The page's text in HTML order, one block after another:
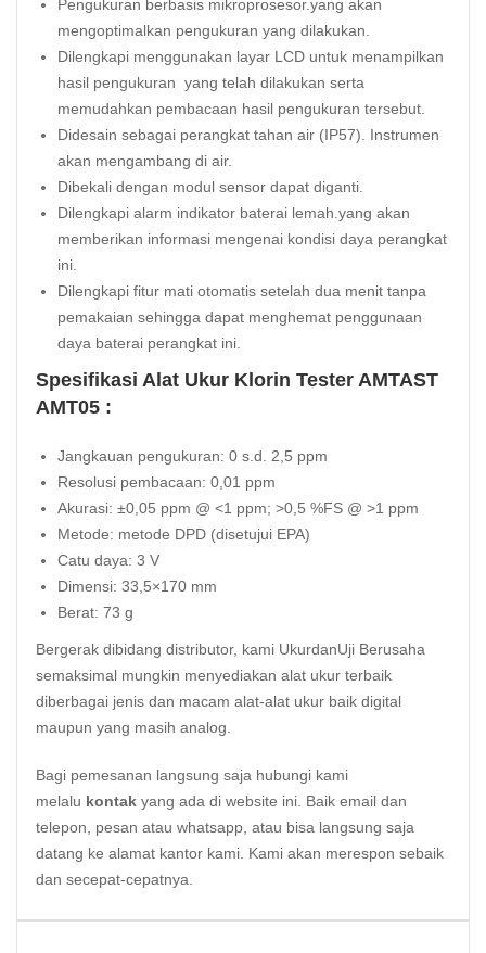
Pengukuran berbasis mikroprosesor.yang akan
mengoptimalkan pengukuran yang dilakukan.
Dilengkapi menggunakan layar LCD untuk menampilkan
hasil pengukuran yang telah dilakukan serta
memudahkan pembacaan hasil pengukuran tersebut.
Didesain sebagai perangkat tahan air (IP57). Instrumen
akan mengambang di air.
Dibekali dengan modul sensor dapat diganti.
Dilengkapi alarm indikator baterai lemah.yang akan
memberikan informasi mengenai kondisi daya perangkat
ini.
Dilengkapi fitur mati otomatis setelah dua menit tanpa
pemakaian sehingga dapat menghemat penggunaan
daya baterai perangkat ini.
Spesifikasi Alat Ukur Klorin Tester AMTAST
AMT05 :
Jangkauan pengukuran: 0 s.d. 2,5 ppm
Resolusi pembacaan: 0,01 ppm
Akurasi: ±0,05 ppm @ <1 ppm; >0,5 %FS @ >1 ppm
Metode: metode DPD (disetujui EPA)
Catu daya: 3 V
Dimensi: 33,5×170 mm
Berat: 73 g
Bergerak dibidang distributor, kami UkurdanUji Berusaha
semaksimal mungkin menyediakan alat ukur terbaik
diberbagai jenis dan macam alat-alat ukur baik digital
maupun yang masih analog.
Bagi pemesanan langsung saja hubungi kami
melalu kontak yang ada di website ini. Baik email dan
telepon, pesan atau whatsapp, atau bisa langsung saja
datang ke alamat kantor kami. Kami akan merespon sebaik
dan secepat-cepatnya.